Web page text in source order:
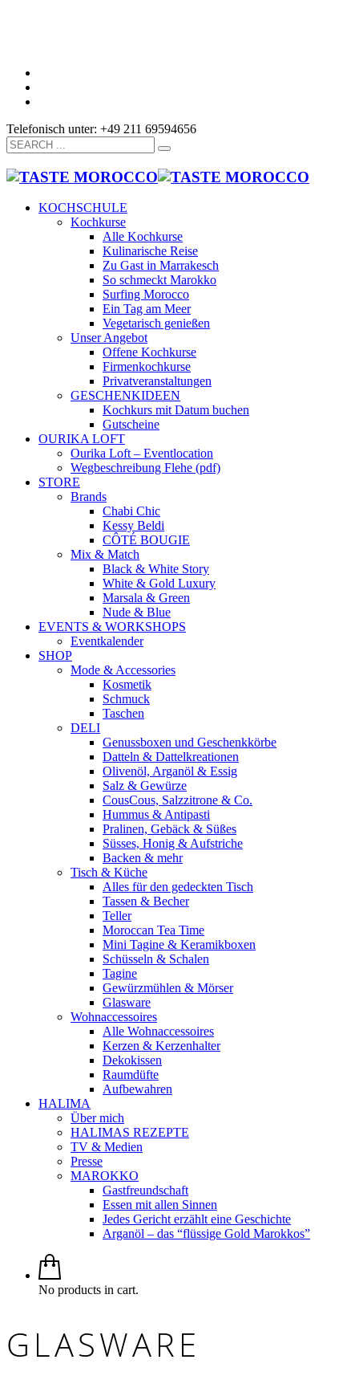
Telefonisch unter: +49 211 69594656
KOCHSCHULE
Kochkurse
Alle Kochkurse
Kulinarische Reise
Zu Gast in Marrakesch
So schmeckt Marokko
Surfing Morocco
Ein Tag am Meer
Vegetarisch genießen
Unser Angebot
Offene Kochkurse
Firmenkochkurse
Privatveranstaltungen
GESCHENKIDEEN
Kochkurs mit Datum buchen
Gutscheine
OURIKA LOFT
Ourika Loft – Eventlocation
Wegbeschreibung Flehe (pdf)
STORE
Brands
Chabi Chic
Kessy Beldi
CÔTÉ BOUGIE
Mix & Match
Black & White Story
White & Gold Luxury
Marsala & Green
Nude & Blue
EVENTS & WORKSHOPS
Eventkalender
SHOP
Mode & Accessories
Kosmetik
Schmuck
Taschen
DELI
Genussboxen und Geschenkkörbe
Datteln & Dattelkreationen
Olivenöl, Arganöl & Essig
Salz & Gewürze
CousCous, Salzzitrone & Co.
Hummus & Antipasti
Pralinen, Gebäck & Süßes
Süsses, Honig & Aufstriche
Backen & mehr
Tisch & Küche
Alles für den gedeckten Tisch
Tassen & Becher
Teller
Moroccan Tea Time
Mini Tagine & Keramikboxen
Schüsseln & Schalen
Tagine
Gewürzmühlen & Mörser
Glasware
Wohnaccessoires
Alle Wohnaccessoires
Kerzen & Kerzenhalter
Dekokissen
Raumdüfte
Aufbewahren
HALIMA
Über mich
HALIMAS REZEPTE
TV & Medien
Presse
MAROKKO
Gastfreundschaft
Essen mit allen Sinnen
Jedes Gericht erzählt eine Geschichte
Arganöl – das “flüssige Gold Marokkos”
No products in cart.
GLASWARE